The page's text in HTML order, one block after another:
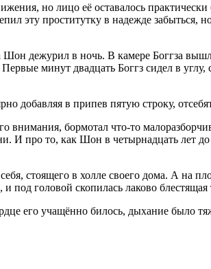
но лицо её оставалось
эту проститутку в надежде
дежурил в ночь. В камере Боггза
минут двадцать Боггз сидел в
добавляя в припев пятую строку,
внимания, бормотал что-то
И про то, как Шон в четырнадцать лет
стоящего в холле своего дома. А на
под головой скопилась лаково
его учащённо билось, дыхание было